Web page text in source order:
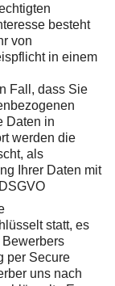
besteht
von
in einem
Fall, dass Sie
Daten in
werden die
als
Ihrer Daten mit
statt, es
per Secure
uns nach